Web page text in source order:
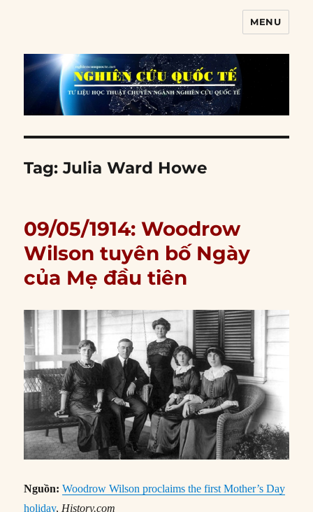
MENU
Tag:Julia Ward Howe
09/05/1914: Woodrow
Wilson tuyên bố Ngày
của Mẹ đầu tiên
Nguồn:Woodrow Wilson proclaims the first Mother’s Day
holiday,History.com